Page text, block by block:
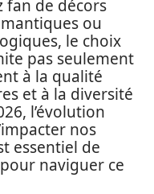
fan de décors
ou
le choix
pas seulement
à la qualité
et à la diversité
l’évolution
nos
essentiel de
naviguer ce